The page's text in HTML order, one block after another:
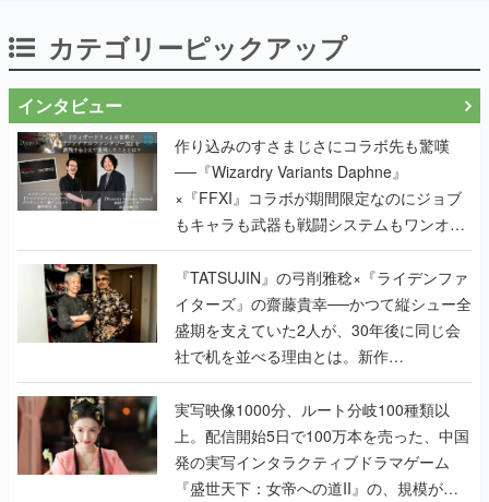
カテゴリーピックアップ
インタビュー
作り込みのすさまじさにコラボ先も驚嘆
──『Wizardry Variants Daphne』
×『FFXI』コラボが期間限定なのにジョブ
もキャラも武器も戦闘システムもワンオフ
で作り込まれた理由を両ディレクターに聞
く
『TATSUJIN』の弓削雅稔×『ライデンファ
イターズ』の齋藤貴幸──かつて縦シュー全
盛期を支えていた2人が、30年後に同じ会
社で机を並べる理由とは。新作
『TATSUJIN EXTREME』で初タッグを組
んだレジェンド2人に訊く開発秘話
実写映像1000分、ルート分岐100種類以
上。配信開始5日で100万本を売った、中国
発の実写インタラクティブドラマゲーム
『盛世天下：女帝への道II』の、規模が違